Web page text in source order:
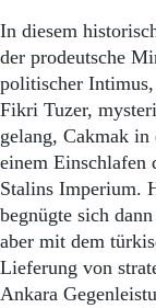
In diesem
der prodeutsche
politischer
Fikri Tuzer,
gelang, Cakmak
einem Einschlafen
Stalins Imperium.
begnügte sich
aber mit dem
Lieferung von
Ankara